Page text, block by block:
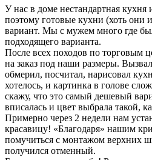
У нас в доме нестандартная кухня
поэтому готовые кухни (хоть
вариант. Мы с мужем много где
подходящего варианта.
После всех походов по торговым
на заказ под наши размеры.
обмерил, посчитал, нарисовал
хотелось, и картинка в голове
скажу, что это самый дешевый
вписалась и цвет выбрала такой,
Примерно через 2 недели нам
красавицу! «Благодаря» нашим
помучиться с монтажом верхних
получился отменный.